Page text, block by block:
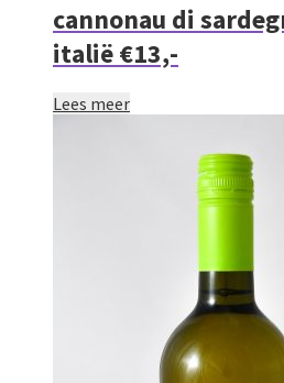
cannonau di
italië €13,-
Lees meer